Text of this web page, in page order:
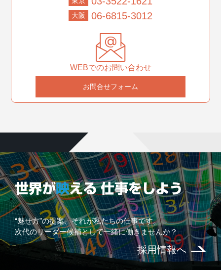
大阪 06-6815-3012
WEBでのお問い合わせ
お問合せフォーム
“魅せ方”の提案、それが私たちの仕事です。
次代のリーダー候補として一緒に働きませんか？
採用情報へ